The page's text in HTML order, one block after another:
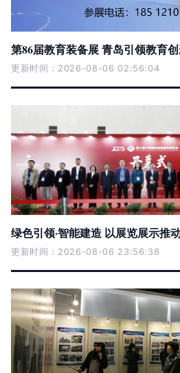
第86届教育装备展 青岛引领教育
更新时间：2026-08-06 02:56:04
绿色引领·智能建造 以展览展示推
更新时间：2026-08-06 23:56:38